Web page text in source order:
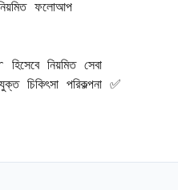
ফলোআপ
নিয়মিত সেবা
চিকিৎসা পরিকল্পনা ✅